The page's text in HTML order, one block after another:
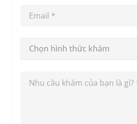
Chọn hình thức khám